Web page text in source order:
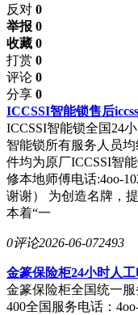
反对 0
举报 0
收藏 0
打赏 0
评论 0
分享 0
ICCSSI智能锁售后
ICCSSI智能锁全国24
智能锁所有服务人员
件均为原厂ICCSSI
修本地师傅电话:4oo-
谢谢） 为创造名牌，
本着“一
0评论2026-06-072493
金篆保险柜24小时人
金篆保险柜全国统一
400全国服务电话：